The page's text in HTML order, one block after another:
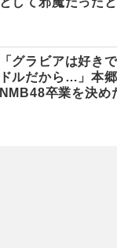
「グラビアは好き
ドルだから…」本
NMB48卒業を決め